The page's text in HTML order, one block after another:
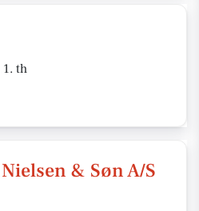
th
& Søn A/S